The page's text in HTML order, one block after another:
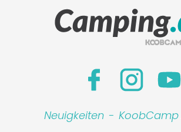
Neuigkeiten - KoobCamp